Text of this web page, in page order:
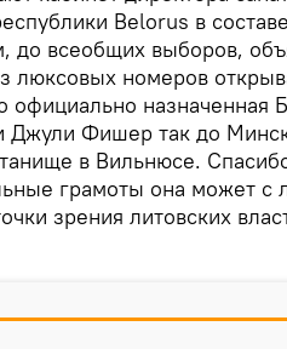
Belorus в
всеобщих выборов,
люксовых номеров
официально назначенная
Фишер так до
в Вильнюсе.
грамоты она может с
зрения литовских